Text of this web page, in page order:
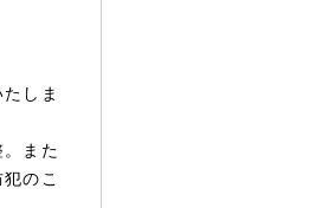
しま
また
のこ